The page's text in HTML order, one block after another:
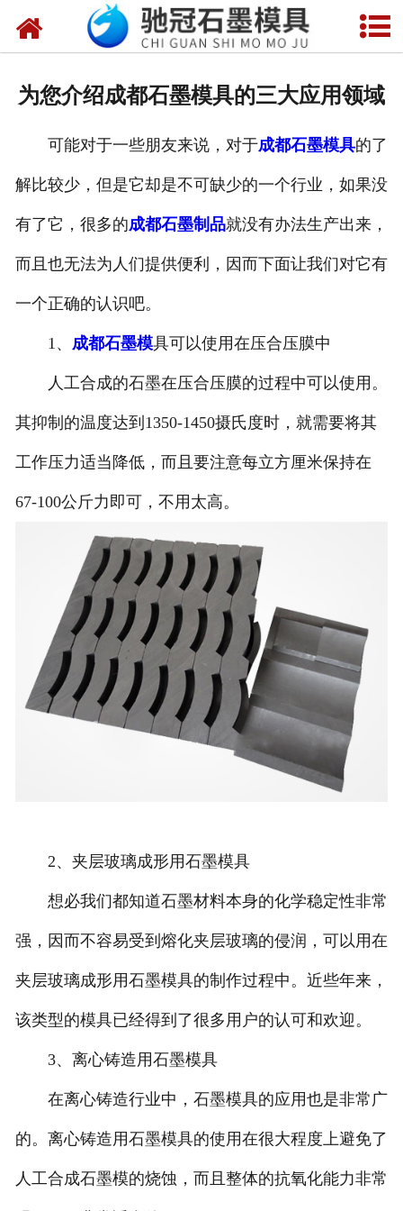
网站首页
联系我们
为您介绍成都石墨模具的三大应用领域
可能对于一些朋友来说，对于成都石墨模具的了
解比较少，但是它却是不可缺少的一个行业，如果没
有了它，很多的成都石墨制品就没有办法生产出来，
而且也无法为人们提供便利，因而下面让我们对它有
一个正确的认识吧。
1、 成都石墨模具可以使用在压合压膜中
人工合成的石墨在压合压膜的过程中可以使用。
其抑制的温度达到1350-1450摄氏度时，就需要将其
工作压力适当降低，而且要注意每立方厘米保持在
67-100公斤力即可，不用太高。
2、夹层玻璃成形用石墨模具
想必我们都知道石墨材料本身的化学稳定性非常
强，因而不容易受到熔化夹层玻璃的侵润，可以用在
夹层玻璃成形用石墨模具的制作过程中。近些年来，
该类型的模具已经得到了很多用户的认可和欢迎。
3、离心铸造用石墨模具
在离心铸造行业中，石墨模具的应用也是非常广
的。离心铸造用石墨模具的使用在很大程度上避免了
人工合成石墨模的烧蚀，而且整体的抗氧化能力非常